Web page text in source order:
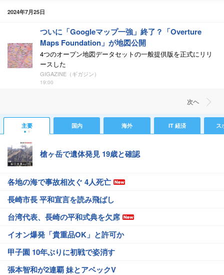
2024年7月25日
ついに「Googleマップ一強」終了？「Overture
Maps Foundation」が地図公開
4つのオープン地図データセットの一般提供版を正式にリリ
ースした
GIGAZINE（ギガジン）
19:00
次ヘ
主要 国内 海外 IT 経済 ス
槍ヶ岳で遺体発見 19歳と確認
各地の海で事故相次ぐ 4人死亡
長崎市長 平和宣言を読み飛ばし
台湾代表、長崎の平和式典を欠席
イオン爆発「貴重品OK」と許可か
甲子園 10年ぶりに初戦で姿消す
張本智和が2連覇 妹とアベックV